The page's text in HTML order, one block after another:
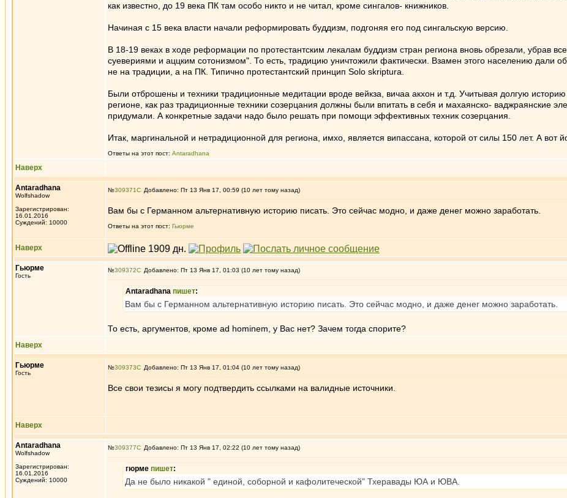
как известно, до 19 века ПК там особо никто и не читал, кроме сингалов- книжников.
Начиная с 15 века власти начали реформировать буддизм, подгоняя его под сингальскую версию.
В 18-19 веках в ходе реформации по протестантским лекалам буддизм стран региона вновь обрезали, убрав
суевериями и аццким сотонизмом". То есть, традицию уничтожили фактически. Взамен этого населению дали
не на традиции, а на ПК. Типично протестантский принцип Solo skriptura.
Были отброшены и техники традиционные медитации вроде вейкза, вичаа акхон и т.д. Учитывая долгую
регионе, как раз традиционные техники созерцания должны были впитать в себя и махаянско- ваджраянские
придумали. А конкретные задачи надо было решать при помощи эффективных техник созерцания.
Итак, маргинальной и нетрадиционной для региона, имхо, является випассана, которой от силы 150 лет. А вот
Ответы на этот пост: Antaradhana
Наверх
Antaradhana
Wolfshadow
Зарегистрирован:
16.01.2016
Суждений: 10000
№309371 Добавлено: Пт 13 Янв 17, 00:59 (10 лет тому назад)
Вам бы с Германном альтернативную историю писать. Это сейчас модно, и даже денег можно заработать.
Ответы на этот пост: Гьюрме
Наверх
Гьюрме
Гость
№309372 Добавлено: Пт 13 Янв 17, 01:03 (10 лет тому назад)
Antaradhana пишет:
Вам бы с Германном альтернативную историю писать. Это сейчас модно, и даже денег можно заработать.
То есть, аргументов, кроме ad hominem, у Вас нет? Зачем тогда спорите?
Наверх
Гьюрме
Гость
№309373 Добавлено: Пт 13 Янв 17, 01:04 (10 лет тому назад)
Все свои тезисы я могу подтвердить ссылками на валидные источники.
Наверх
Antaradhana
Wolfshadow
Зарегистрирован:
16.01.2016
Суждений: 10000
№309377 Добавлено: Пт 13 Янв 17, 02:22 (10 лет тому назад)
гюрме пишет:
Да не было никакой " единой, соборной и кафолитеческой" Тхеравады ЮА и ЮВА.